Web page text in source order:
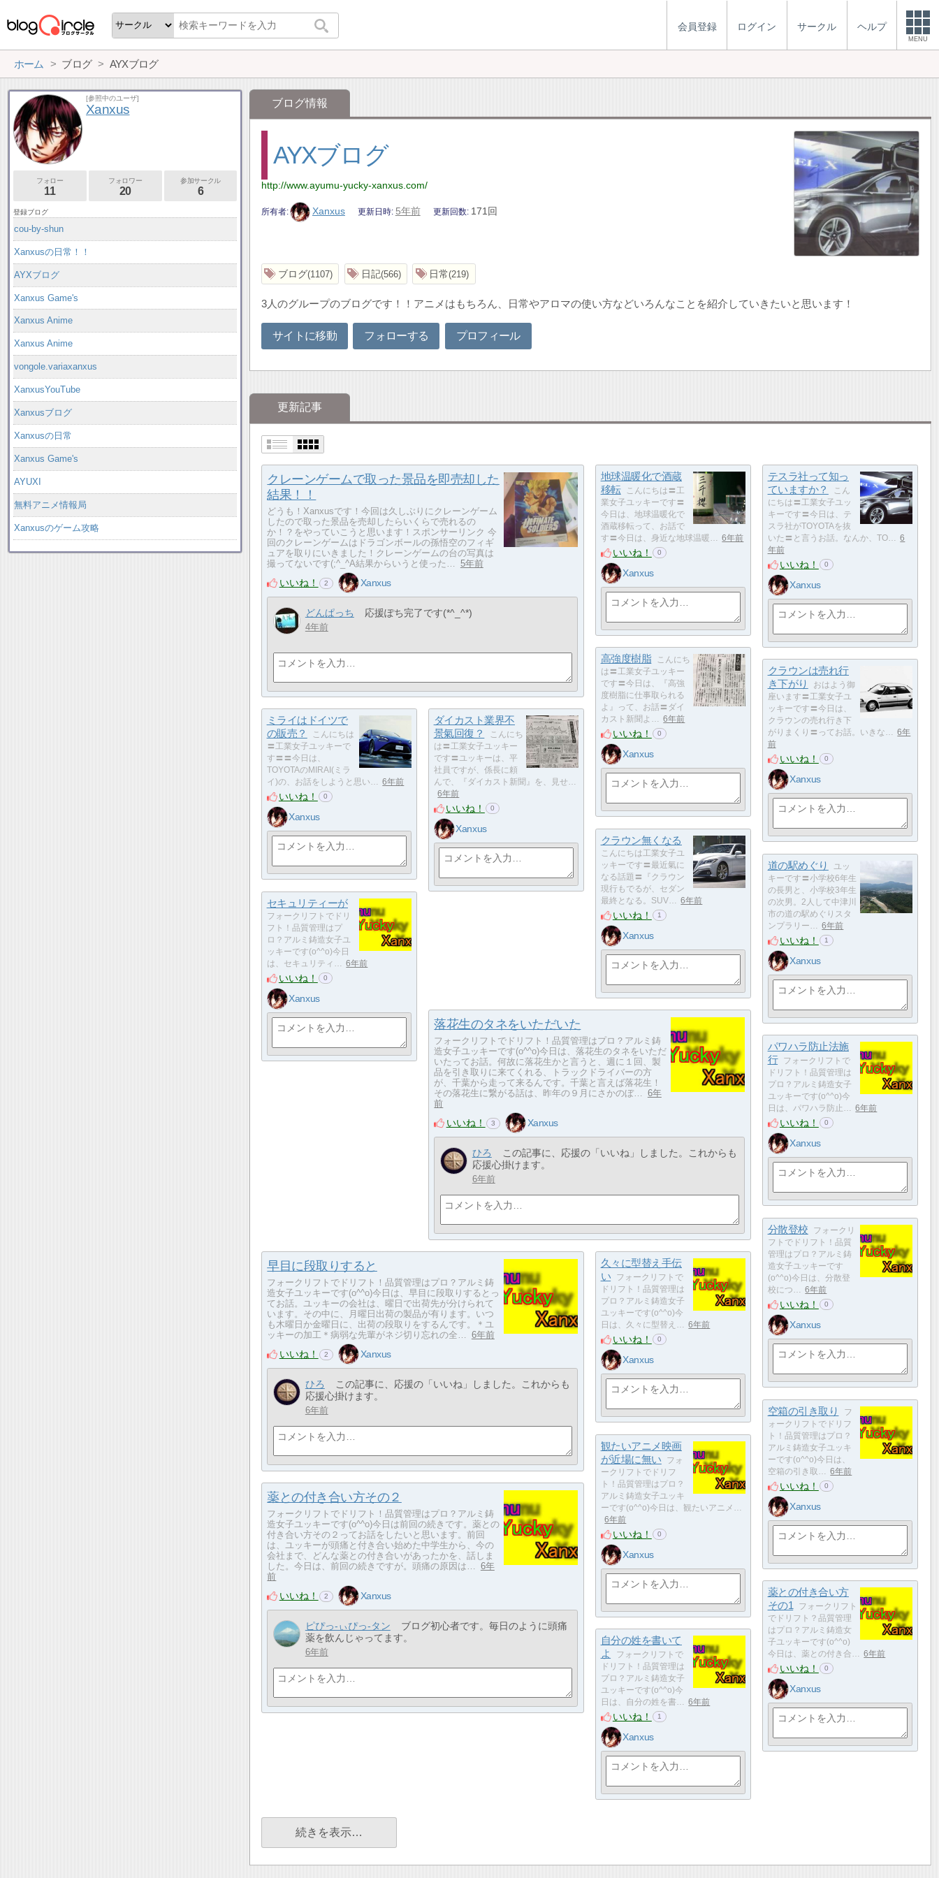
会員登録 ログイン サークル ヘルプ
MENU
ホーム ブログ AYXブログ
ブログ情報
AYXブログ
http://www.ayumu-yucky-xanxus.com/
所有者 Xanxus 更新日時 5年前 更新回数 171回
ブログ 1107 日記 566 日常 219
3人のグループのブログです！！アニメはもちろん、日常やアロマの使い方などいろんなことを紹介していきたいと思います！
サイトに移動 フォローする プロフィール
更新記事
クレーンゲームで取った景品を即売却した
結果！！
どうも！Xanxusです！今回は久しぶりにクレーンゲーム
したので取った景品を売却したらいくらで売れるの
か！？をやっていこうと思います！スポンサーリンク 今
回のクレーンゲームはドラゴンボールの孫悟空のフィギ
ュアを取りにいきました！クレーンゲームの台の写真は
撮ってないです(;^_^A結果からいうと使った… 5年前
いいね！ 2 Xanxus
どんぱっち 応援ぽち完了です(*^_^*)
4年前
地球温暖化で酒蔵
移転
こんにちは〓工
業女子ユッキーです〓
今日は、地球温暖化で
酒蔵移転って、お話で
す〓今日は、身近な地球温暖… 6年前
いいね！ 0
Xanxus
テスラ社って知っ
ていますか？
こん
にちは〓工業女子ユッ
キーです〓今日は、テ
スラ社がTOYOTAを抜
いた〓️と言うお話。なんか、TO… 6
年前
いいね！ 0
Xanxus
高強度樹脂
こんにち
は〓工業女子ユッキー
です〓今日は、『高強
度樹脂に仕事取られる
よ』って、お話〓ダイ
カスト新聞よ… 6年前
いいね！ 0
Xanxus
クラウンは売れ行
き下がり
おはよう御
座います〓工業女子ユ
ッキーです〓今日は、
クラウンの売れ行き下
がりまくり〓️ってお話。いきな… 6年
前
いいね！ 0
Xanxus
ミライはドイツで
の販売？
こんにちは
〓工業女子ユッキーで
す〓〓今日は、
TOYOTAのMIRAI(ミラ
イ)の、お話をしようと思い… 6年前
いいね！ 0
Xanxus
ダイカスト業界不
景氣回復？
こんにち
は〓工業女子ユッキー
です〓ユッキーは、平
社員ですが、係長に頼
んで、『ダイカスト新聞』を、見せ…
6年前
いいね！ 0
Xanxus
クラウン無くなる
こんにちは工業女子ユ
ッキーです〓️最近氣に
なる話題〓『クラウン
現行もでるが、セダン
最終となる。SUV… 6年前
いいね！ 1
Xanxus
道の駅めぐり
ユッ
キーです〓小学校6年生
の長男と、小学校3年生
の次男。2人して中津川
市の道の駅めぐりスタ
ンプラリー… 6年前
いいね！ 1
Xanxus
セキュリティーが
フォークリフトでドリ
フト！品質管理はプ
ロ？アルミ鋳造女子ユ
ッキーです(o^^o)今日
は、セキュリティ… 6年前
いいね！ 0
Xanxus
落花生のタネをいただいた
フォークリフトでドリフト！品質管理はプロ？アルミ鋳
造女子ユッキーです(o^^o)今日は、落花生のタネをいただ
いたってお話。何故に落花生かと言うと、週に１回、製
品を引き取りに来てくれる、トラックドライバーの方
が、千葉から走って来るんです。千葉と言えば落花生！
その落花生に繋がる話は、昨年の９月にさかのぼ… 6年
前
いいね！ 3 Xanxus
ひろ
この記事に、応援の「いいね」しました。これからも
応援心掛けます。
6年前
パワハラ防止法施
行
フォークリフトで
ドリフト！品質管理は
プロ？アルミ鋳造女子
ユッキーです(o^^o)今
日は、パワハラ防止… 6年前
いいね！ 0
Xanxus
早目に段取りすると
フォークリフトでドリフト！品質管理はプロ？アルミ鋳
造女子ユッキーです(o^^o)今日は、早目に段取りするとっ
てお話。ユッキーの会社は、曜日で出荷先が分けられて
います。その中に、月曜日出荷の製品が有ります。いつ
も木曜日か金曜日に、出荷の段取りをするんです。＊ユ
ッキーの加工＊病弱な先輩がネジ切り忘れの全… 6年前
いいね！ 2 Xanxus
ひろ
この記事に、応援の「いいね」しました。これからも
応援心掛けます。
6年前
分散登校
フォークリ
フトでドリフト！品質
管理はプロ？アルミ鋳
造女子ユッキーです
(o^^o)今日は、分散登
校につ… 6年前
いいね！ 0
Xanxus
久々に型替え手伝
い
フォークリフトで
ドリフト！品質管理は
プロ？アルミ鋳造女子
ユッキーです(o^^o)今
日は、久々に型替え… 6年前
いいね！ 0
Xanxus
空箱の引き取り
フ
ォークリフトでドリフ
ト！品質管理はプロ？
アルミ鋳造女子ユッキ
ーです(o^^o)今日は、
空箱の引き取… 6年前
いいね！ 0
Xanxus
観たいアニメ映画
が近場に無い
フォ
ークリフトでドリフ
ト！品質管理はプロ？
アルミ鋳造女子ユッキ
ーです(o^^o)今日は、観たいアニメ…
6年前
いいね！ 0
Xanxus
薬との付き合い方その２
フォークリフトでドリフト！品質管理はプロ？アルミ鋳
造女子ユッキーです(o^^o)今日は前回の続きです。薬との
付き合い方その２ってお話をしたいと思います。前回
は、ユッキーが頭痛と付き合い始めた中学生から、今の
会社まで、どんな薬との付き合いがあったかを、話しま
した。今日は、前回の続きですが。頭痛の原因は… 6年
前
いいね！ 2 Xanxus
ピぴっ-ぃぴっ-タン
ブログ初心者です。毎日のように頭痛
薬を飲んじゃってます。
6年前
薬との付き合い方
その1
フォークリフト
でドリフト？品質管理
はプロ？アルミ鋳造女
子ユッキーです(o^^o)
今日は、薬との付き合… 6年前
いいね！ 0
Xanxus
自分の姓を書いて
よ
フォークリフトで
ドリフト！品質管理は
プロ？アルミ鋳造女子
ユッキーです(o^^o)今
日は、自分の姓を書… 6年前
いいね！ 1
Xanxus
続きを表示…
[参照中のユーザ]
Xanxus
フォロー
11
フォロワー
20
参加サークル
6
登録ブログ
cou-by-shun
Xanxusの日常！！
AYXブログ
Xanxus Game's
Xanxus Anime
Xanxus Anime
vongole.variaxanxus
XanxusYouTube
Xanxusブログ
Xanxusの日常
Xanxus Game's
AYUXI
無料アニメ情報局
Xanxusのゲーム攻略